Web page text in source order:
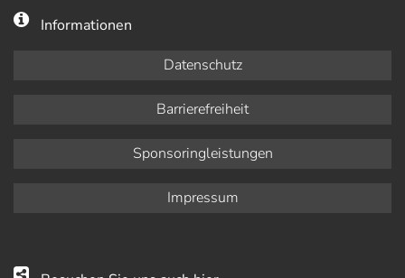
Informationen
Datenschutz
Barrierefreiheit
Sponsoringleistungen
Impressum